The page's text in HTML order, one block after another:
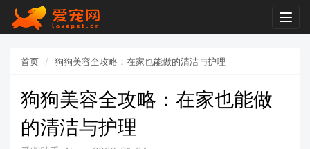
首页 狗狗美容全攻略：在家也能做的清洁与护理
狗狗美容全攻略：在家也能做
的清洁与护理